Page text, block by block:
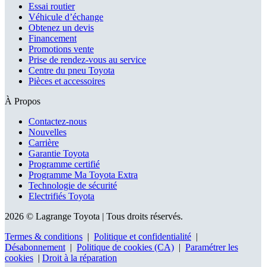
Essai routier
Véhicule d’échange
Obtenez un devis
Financement
Promotions vente
Prise de rendez-vous au service
Centre du pneu Toyota
Pièces et accessoires
À Propos
Contactez-nous
Nouvelles
Carrière
Garantie Toyota
Programme certifié
Programme Ma Toyota Extra
Technologie de sécurité
Electrifiés Toyota
2026 © Lagrange Toyota | Tous droits réservés.
Termes & conditions | Politique et confidentialité |
Désabonnement | Politique de cookies (CA) | Paramétrer les
cookies | Droit à la réparation